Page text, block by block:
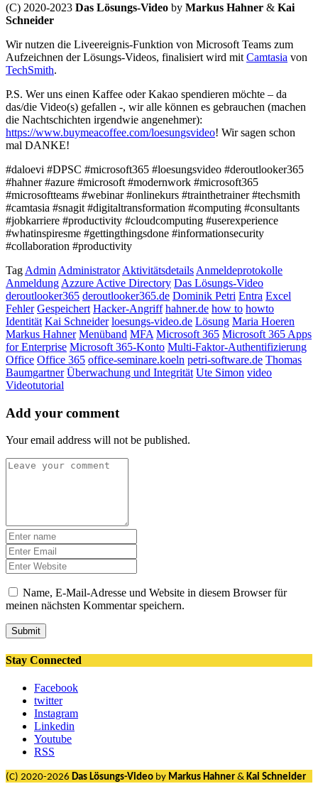
(C) 2020-2023 Das Lösungs-Video by Markus Hahner & Kai
Schneider
Wir nutzen die Liveereignis-Funktion von Microsoft Teams zum
Aufzeichnen der Lösungs-Videos, finalisiert wird mit Camtasia von
TechSmith.
P.S. Wer uns einen Kaffee oder Kakao spendieren möchte – da
das/die Video(s) gefallen -, wir alle können es gebrauchen (machen
die Nachtschichten irgendwie angenehmer):
https://www.buymeacoffee.com/loesungsvideo! Wir sagen schon
mal DANKE!
#daloevi #DPSC #microsoft365 #loesungsvideo #deroutlooker365
#hahner #azure #microsoft #modernwork #microsoft365
#microsoftteams #webinar #onlinekurs #trainthetrainer #techsmith
#camtasia #snagit #digitaltransformation #computing #consultants
#jobkarriere #productivity #cloudcomputing #userexperience
#whatinspiresme #gettingthingsdone #informationsecurity
#collaboration #productivity
Tag Admin Administrator Aktivitätsdetails Anmeldeprotokolle
Anmeldung Azzure Active Directory Das Lösungs-Video
deroutlooker365 deroutlooker365.de Dominik Petri Entra Excel
Fehler Gespeichert Hacker-Angriff hahner.de how to howto
Identität Kai Schneider loesungs-video.de Lösung Maria Hoeren
Markus Hahner Menüband MFA Microsoft 365 Microsoft 365 Apps
for Enterprise Microsoft 365-Konto Multi-Faktor-Authentifizierung
Office Office 365 office-seminare.koeln petri-software.de Thomas
Baumgartner Überwachung und Integrität Ute Simon video
Videotutorial
Add your comment
Your email address will not be published.
Name, E-Mail-Adresse und Website in diesem Browser für
meinen nächsten Kommentar speichern.
Submit
Stay Connected
Facebook
twitter
Instagram
Linkedin
Youtube
RSS
(C) 2020-2026 Das Lösungs-Video by Markus Hahner & Kai Schneider